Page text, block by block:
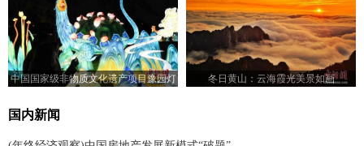
中国国家级非物质文化遗产项目豫园灯
冬日黄山：云海霞光美景如画
国内新闻